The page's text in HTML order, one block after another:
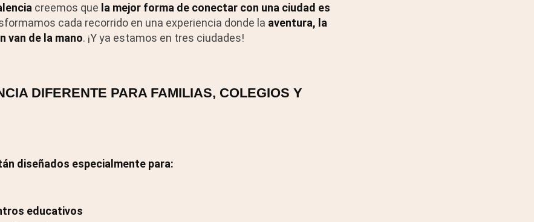
creemos que la mejor forma de conectar con una ciudad es
cada recorrido en una experiencia donde la aventura, la
van de la mano. ¡Y ya estamos en tres ciudades!
DIFERENTE PARA FAMILIAS, COLEGIOS Y
diseñados especialmente para:
educativos